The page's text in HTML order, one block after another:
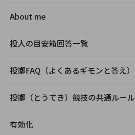
About me
投人の目安箱回答一覧
投擲FAQ（よくあるギモンと答え）
投擲（とうてき）競技の共通ルール
有効化